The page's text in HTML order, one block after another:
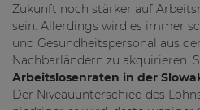
Zukunft noch stärker auf
sein. Allerdings wird es immer
und Gesundheitspersonal aus
Nachbarländern zu akquirieren.
Arbeitslosenraten in der
Der Niveauunterschied des